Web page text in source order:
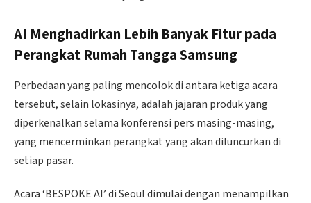
AI Menghadirkan Lebih Banyak Fitur pada
Perangkat Rumah Tangga Samsung
Perbedaan yang paling mencolok di antara ketiga acara
tersebut, selain lokasinya, adalah jajaran produk yang
diperkenalkan selama konferensi pers masing-masing,
yang mencerminkan perangkat yang akan diluncurkan di
setiap pasar.
Acara ‘BESPOKE AI’ di Seoul dimulai dengan menampilkan